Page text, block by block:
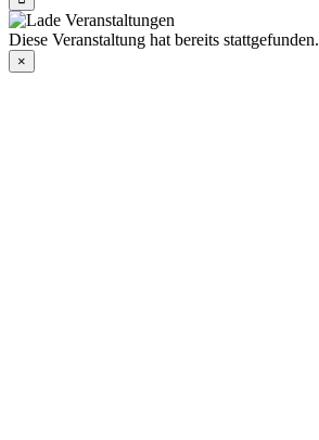
Diese Veranstaltung hat bereits stattgefunden.
×